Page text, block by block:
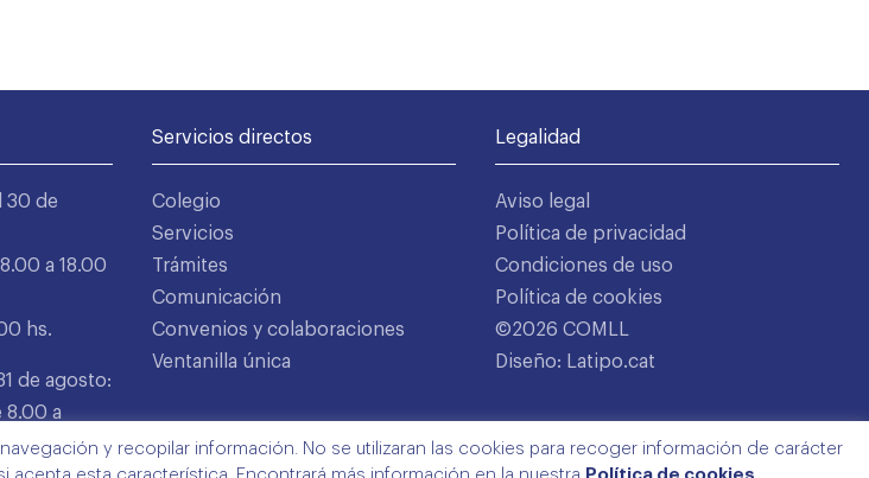
30 de
a 18.00
hs.
de agosto:
8.00 a
Servicios directos
Colegio
Servicios
Trámites
Comunicación
Convenios y colaboraciones
Ventanilla única
Legalidad
Aviso legal
Política de privacidad
Condiciones de uso
Política de cookies
©2026 COMLL
Diseño: Latipo.cat
y recopilar información. No se utilizaran las cookies para recoger información de carácter